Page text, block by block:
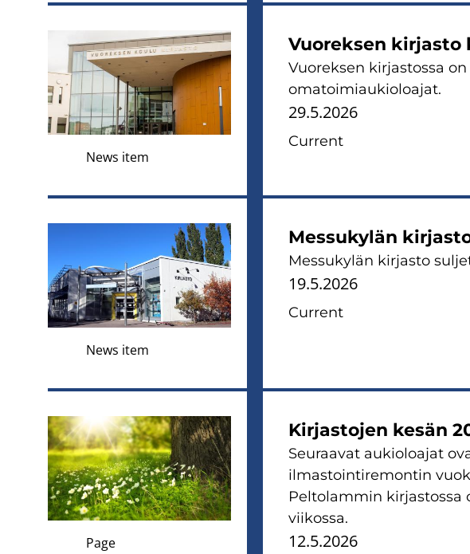
News item
Vuoreksen
Vuoreksen kirjastossa
omatoimiaukioloajat.
29.5.2026
Current
News item
Messukylän
Messukylän kirjasto
19.5.2026
Current
Page
Kirjastojen kesän
Seuraavat aukioloajat
ilmastointiremontin
Peltolammin kirjastossa
viikossa.
12.5.2026